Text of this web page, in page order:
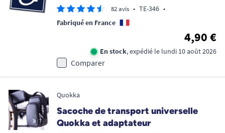
82 avis • TE-346 •
Fabriqué en France
4,90 €
En stock, expédié le lundi 10 août 2026
Comparer
Quokka
Sacoche de transport universelle
Quokka et adaptateur